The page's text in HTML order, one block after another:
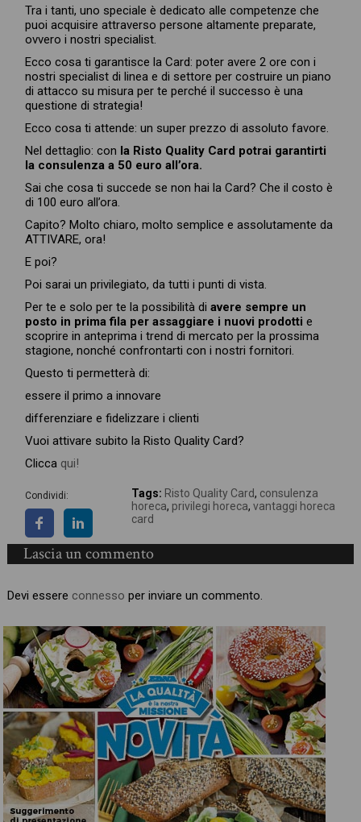
Tra i tanti, uno speciale è dedicato alle competenze che
puoi acquisire attraverso persone altamente preparate,
ovvero i nostri specialist.
Ecco cosa ti garantisce la Card: poter avere 2 ore con i
nostri specialist di linea e di settore per costruire un piano
di attacco su misura per te perché il successo è una
questione di strategia!
Ecco cosa ti attende: un super prezzo di assoluto favore.
Nel dettaglio: con la Risto Quality Card potrai garantirti
la consulenza a 50 euro all’ora.
Sai che cosa ti succede se non hai la Card? Che il costo è
di 100 euro all’ora.
Capito? Molto chiaro, molto semplice e assolutamente da
ATTIVARE, ora!
E poi?
Poi sarai un privilegiato, da tutti i punti di vista.
Per te e solo per te la possibilità di avere sempre un
posto in prima fila per assaggiare i nuovi prodotti e
scoprire in anteprima i trend di mercato per la prossima
stagione, nonché confrontarti con i nostri fornitori.
Questo ti permetterà di:
essere il primo a innovare
differenziare e fidelizzare i clienti
Vuoi attivare subito la Risto Quality Card?
Clicca qui!
Condividi: Tags: Risto Quality Card, consulenza
horeca, privilegi horeca, vantaggi horeca
card
Lascia un commento
Devi essere connesso per inviare un commento.